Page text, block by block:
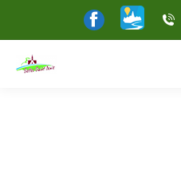
Facebook
page